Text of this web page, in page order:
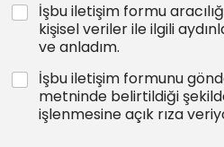
İşbu iletişim formu
kişisel veriler ile ilgili
ve anladım.
İşbu iletişim formunu
metninde belirtildiği
işlenmesine açık rıza